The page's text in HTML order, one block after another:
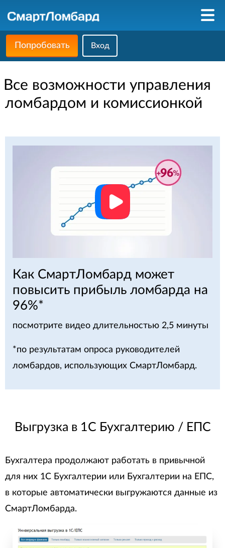
Попробовать Вход
Все возможности управления
ломбардом и комиссионкой
Как СмартЛомбард может
повысить прибыль ломбарда на
96%*
посмотрите видео длительностью 2,5 минуты
*по результатам опроса руководителей
ломбардов, использующих СмартЛомбард.
Выгрузка в 1С Бухгалтерию / ЕПС
Бухгалтера продолжают работать в привычной
для них 1С Бухгалтерии или Бухгалтерии на ЕПС,
в которые автоматически выгружаются данные из
СмартЛомбарда.